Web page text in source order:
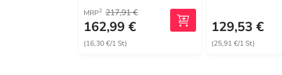
MRP2 217,91 €
162,99 €
(16,30 €/1 St)
129,53 €
(25,91 €/1 St)